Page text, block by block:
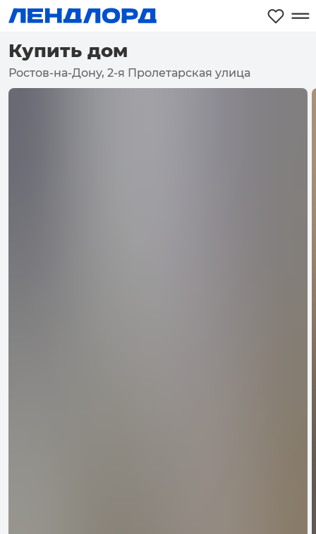
Купить дом
Ростов-на-Дону, 2-я Пролетарская улица